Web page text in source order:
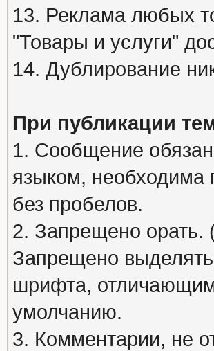
13. Реклама любых
"Товары и услуги"
14. Дублирование
При публикации
1. Сообщение
языком, необходима
без пробелов.
2. Запрещено
Запрещено
шрифта,
умолчанию.
3. Комментарии, не